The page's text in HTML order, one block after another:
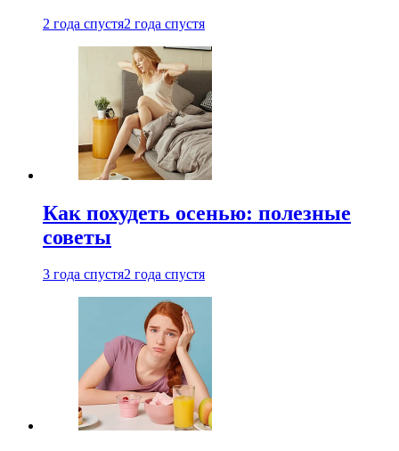
2 года спустя2 года спустя
Как похудеть осенью: полезные
советы
3 года спустя2 года спустя